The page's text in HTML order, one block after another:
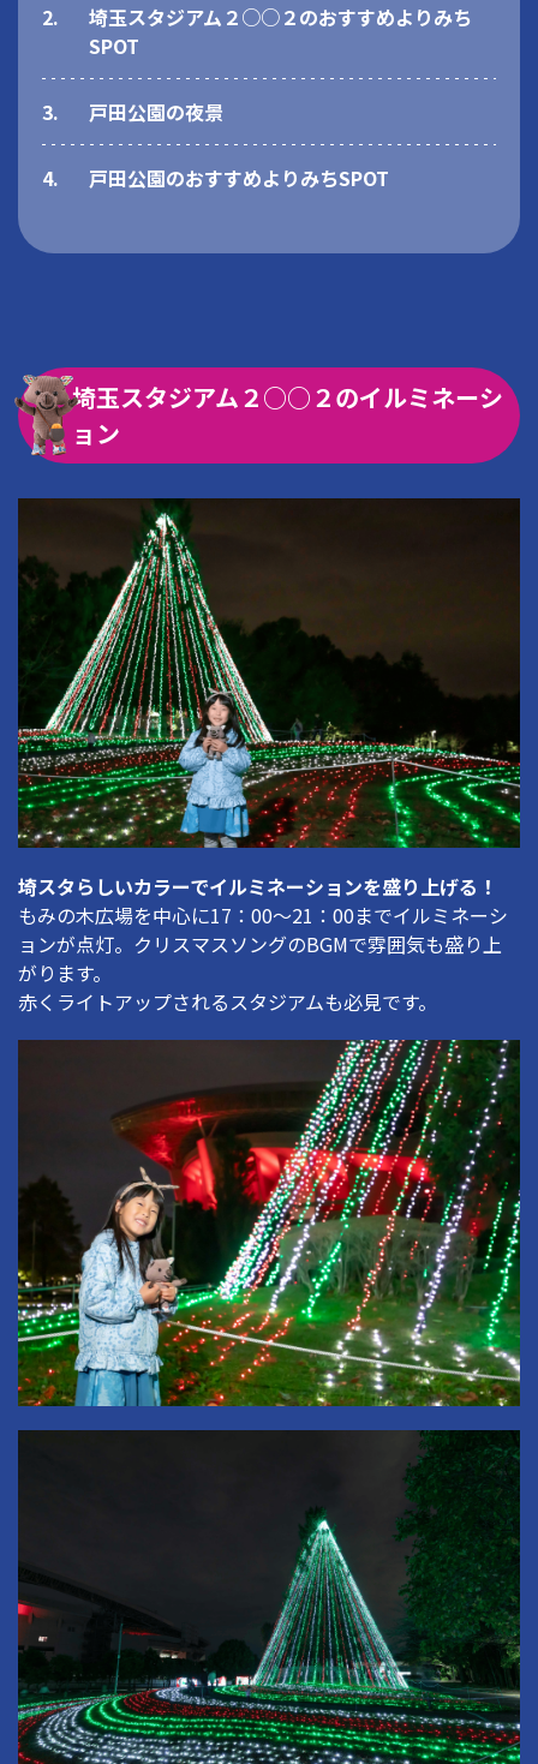
2.
埼玉スタジアム２○○２のおすすめよりみち
SPOT
3. 戸田公園の夜景
4. 戸田公園のおすすめよりみちSPOT
埼玉スタジアム２○○２のイルミネーシ
ョン
埼スタらしいカラーでイルミネーションを盛り上げる！
もみの木広場を中心に17：00〜21：00までイルミネーシ
ョンが点灯。クリスマスソングのBGMで雰囲気も盛り上
がります。
赤くライトアップされるスタジアムも必見です。